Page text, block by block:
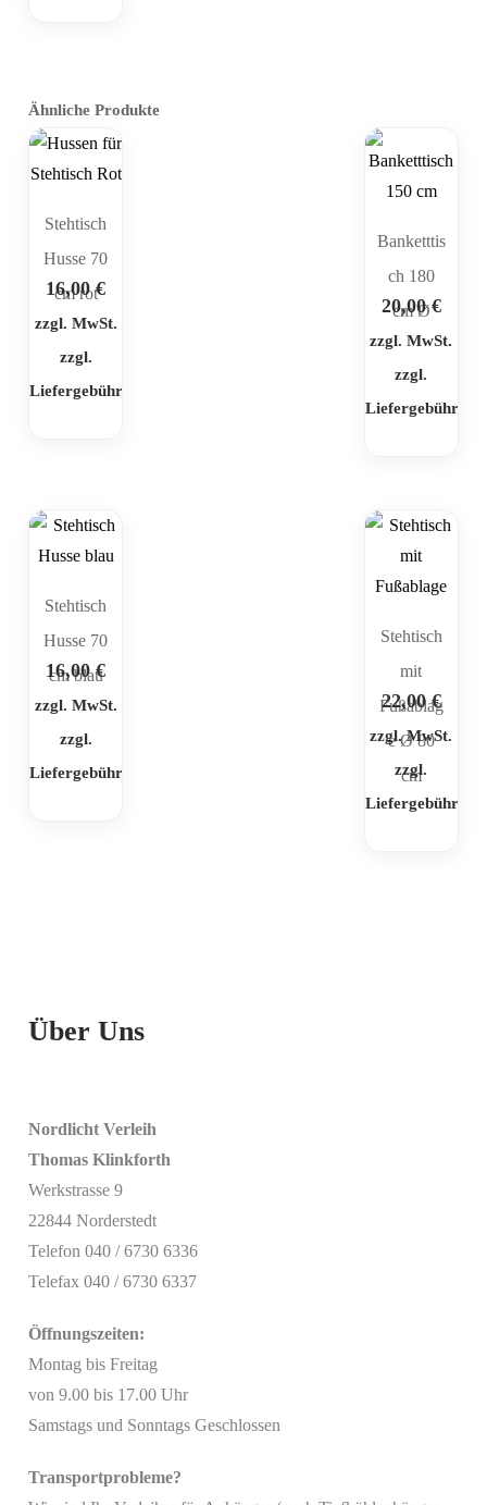
Ähnliche Produkte
Stehtisch
Husse 70
cm rot
16,00€
zzgl. MwSt.
zzgl.
Liefergebühr
Banketttis
ch 180
cm Ø
20,00€
zzgl. MwSt.
zzgl.
Liefergebühr
Stehtisch
Husse 70
cm blau
16,00€
zzgl. MwSt.
zzgl.
Liefergebühr
Stehtisch
mit
Fußablag
e Ø 80
cm
22,00€
zzgl. MwSt.
zzgl.
Liefergebühr
Über Uns
Nordlicht Verleih
Thomas Klinkforth
Werkstrasse 9
22844 Norderstedt
Telefon 040 / 6730 6336
Telefax 040 / 6730 6337
Öffnungszeiten:
Montag bis Freitag
von 9.00 bis 17.00 Uhr
Samstags und Sonntags Geschlossen
Transportprobleme?